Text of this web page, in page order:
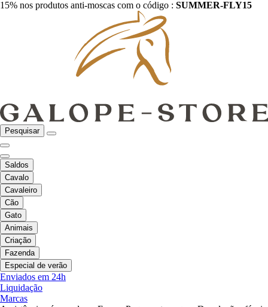
15% nos produtos anti-moscas com o código : SUMMER-FLY15
Pesquisar
Saldos
Cavalo
Cavaleiro
Cão
Gato
Animais
Criação
Fazenda
Especial de verão
Enviados em 24h
Liquidação
Marcas